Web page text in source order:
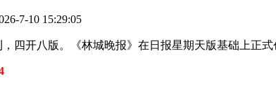
7-10 15:29:05
四开八版。《林城晚报》在日报星期天版基础上正